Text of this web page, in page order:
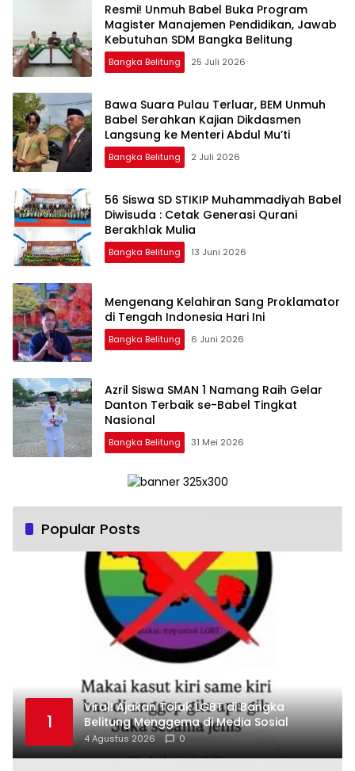
Resmi! Unmuh Babel Buka Program
Magister Manajemen Pendidikan, Jawab
Kebutuhan SDM Bangka Belitung
Bangka Belitung 25 Juli 2026
‎Bawa Suara Pulau Terluar, BEM Unmuh
Babel Serahkan Kajian Dikdasmen
Langsung ke Menteri Abdul Mu’ti
Bangka Belitung 2 Juli 2026
‎56 Siswa SD STIKIP Muhammadiyah Babel
Diwisuda : Cetak Generasi Qurani
Bangka Belitung 13 Juni 2026
‎Mengenang Kelahiran Sang Proklamator
Bangka Belitung 6 Juni 2026
‎Azril Siswa SMAN 1 Namang Raih Gelar
Danton Terbaik se-Babel Tingkat
Bangka Belitung 31 Mei 2026
Popular Posts
1
Viral! Ajakan Tolak LGBT di Bangka
Belitung Menggema di Media Sosial
4 Agustus 2026 0